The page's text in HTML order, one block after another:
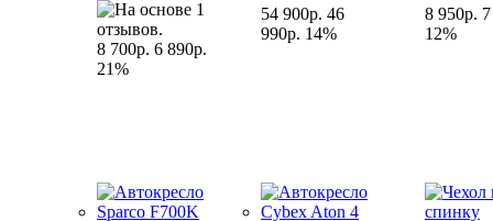
8 700р. 6 890р.
21%
54 900р. 46
990р. 14%
8 950р.
12%